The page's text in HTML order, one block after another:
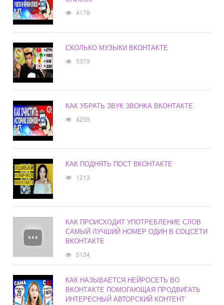
4178
СКОЛЬКО МУЗЫКИ ВКОНТАКТЕ
5373
КАК УБРАТЬ ЗВУК ЗВОНКА ВКОНТАКТЕ
4259
КАК ПОДНЯТЬ ПОСТ ВКОНТАКТЕ
1213
КАК ПРОИСХОДИТ УПОТРЕБЛЕНИЕ СЛОВ
САМЫЙ ЛУЧШИЙ НОМЕР ОДИН В СОЦСЕТИ
ВКОНТАКТЕ
5134
КАК НАЗЫВАЕТСЯ НЕЙРОСЕТЬ ВО
ВКОНТАКТЕ ПОМОГАЮЩАЯ ПРОДВИГАТЬ
ИНТЕРЕСНЫЙ АВТОРСКИЙ КОНТЕНТ